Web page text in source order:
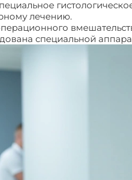
лечению.
специальной